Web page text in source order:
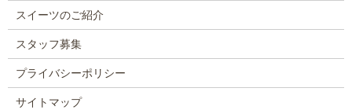
スイーツのご紹介
スタッフ募集
プライバシーポリシー
サイトマップ